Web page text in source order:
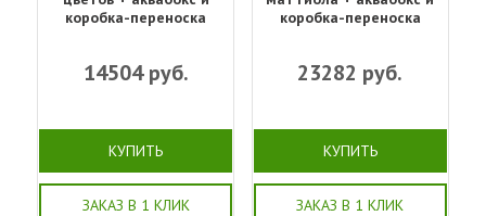
коробка-переноска
14504руб.
КУПИТЬ
ЗАКАЗ В 1 КЛИК
коробка-переноска
23282 руб.
КУПИТЬ
ЗАКАЗ В 1 КЛИК